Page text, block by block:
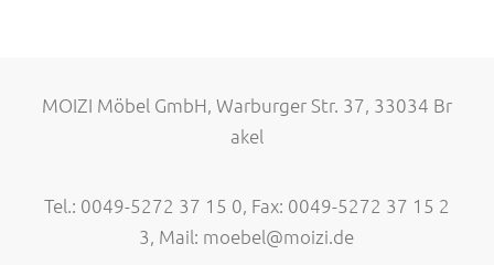
MOIZI Möbel GmbH, Warburger Str. 37, 33034 Br
akel
Tel.: 0049-5272 37 15 0, Fax: 0049-5272 37 15 2
3, Mail: moebel@moizi.de